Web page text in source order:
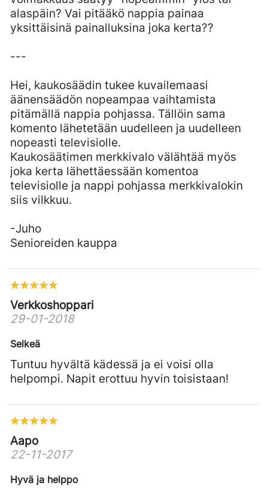
alaspäin? Vai pitääkö nappia painaa
yksittäisinä painalluksina joka kerta??
---
Hei, kaukosäädin tukee kuvailemaasi
äänensäädön nopeampaa vaihtamista
pitämällä nappia pohjassa. Tällöin sama
komento lähetetään uudelleen ja uudelleen
nopeasti televisiolle.
Kaukosäätimen merkkivalo välähtää myös
joka kerta lähettäessään komentoa
televisiolle ja nappi pohjassa merkkivalokin
siis vilkkuu.
-Juho
Senioreiden kauppa
Verkkoshoppari
29-01-2018
Selkeä
Tuntuu hyvältä kädessä ja ei voisi olla
helpompi. Napit erottuu hyvin toisistaan!
Aapo
22-11-2017
Hyvä ja helppo